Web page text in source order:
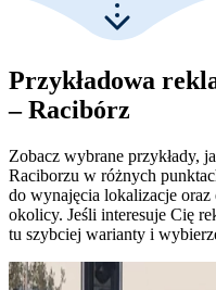
Przykładowa
– Racibórz
Zobacz wybrane przykłady,
Raciborzu w różnych
do wynajęcia lokalizacje
okolicy. Jeśli interesuje Cię
tu szybciej warianty i